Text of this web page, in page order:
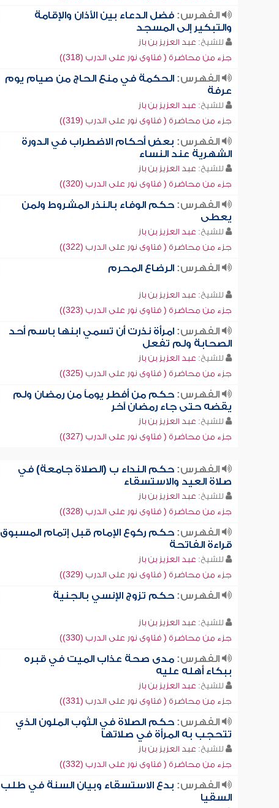
الفهرس:فضل الدعاء بين الأذان والإقامة
والتبكير إلى المسجد
للشيخ: عبد العزيز بن باز
جزء من محاضرة ( فتاوى نور على الدرب (318))
الفهرس:الحكمة في منع الحاج من صيام يوم
عرفة
للشيخ: عبد العزيز بن باز
جزء من محاضرة ( فتاوى نور على الدرب (319))
الفهرس: بعض أحكام الاضطراب في الدورة
الشهرية عند النساء
للشيخ: عبد العزيز بن باز
جزء من محاضرة ( فتاوى نور على الدرب (320))
الفهرس:حكم الوفاء بالنذر المشروط ولمن
يعطى
للشيخ: عبد العزيز بن باز
جزء من محاضرة ( فتاوى نور على الدرب (322))
الفهرس:الرضاع المحرم
للشيخ: عبد العزيز بن باز
جزء من محاضرة ( فتاوى نور على الدرب (323))
الفهرس:امرأة نذرت أن تسمي ابنها باسم أحد
الصحابة ولم تفعل
للشيخ: عبد العزيز بن باز
جزء من محاضرة ( فتاوى نور على الدرب (325))
الفهرس:حكم من أفطر يوماً من رمضان ولم
يقضه حتى جاء رمضان آخر
للشيخ: عبد العزيز بن باز
جزء من محاضرة ( فتاوى نور على الدرب (327))
الفهرس:حكم النداء ب (الصلاة جامعة) في
صلاة العيد والاستسقاء
للشيخ: عبد العزيز بن باز
جزء من محاضرة ( فتاوى نور على الدرب (328))
الفهرس:حكم ركوع الإمام قبل إتمام المسبوق
قراءة الفاتحة
للشيخ: عبد العزيز بن باز
جزء من محاضرة ( فتاوى نور على الدرب (329))
الفهرس:حكم تزوج الإنسي بالجنية
للشيخ: عبد العزيز بن باز
جزء من محاضرة ( فتاوى نور على الدرب (330))
الفهرس:مدى صحة عذاب الميت في قبره
ببكاء أهله عليه
للشيخ: عبد العزيز بن باز
جزء من محاضرة ( فتاوى نور على الدرب (331))
الفهرس:حكم الصلاة في الثوب الملون الذي
تتحجب به المرأة في صلاتها
للشيخ: عبد العزيز بن باز
جزء من محاضرة ( فتاوى نور على الدرب (332))
الفهرس: بدع الاستسقاء وبيان السنة في طلب
السقيا